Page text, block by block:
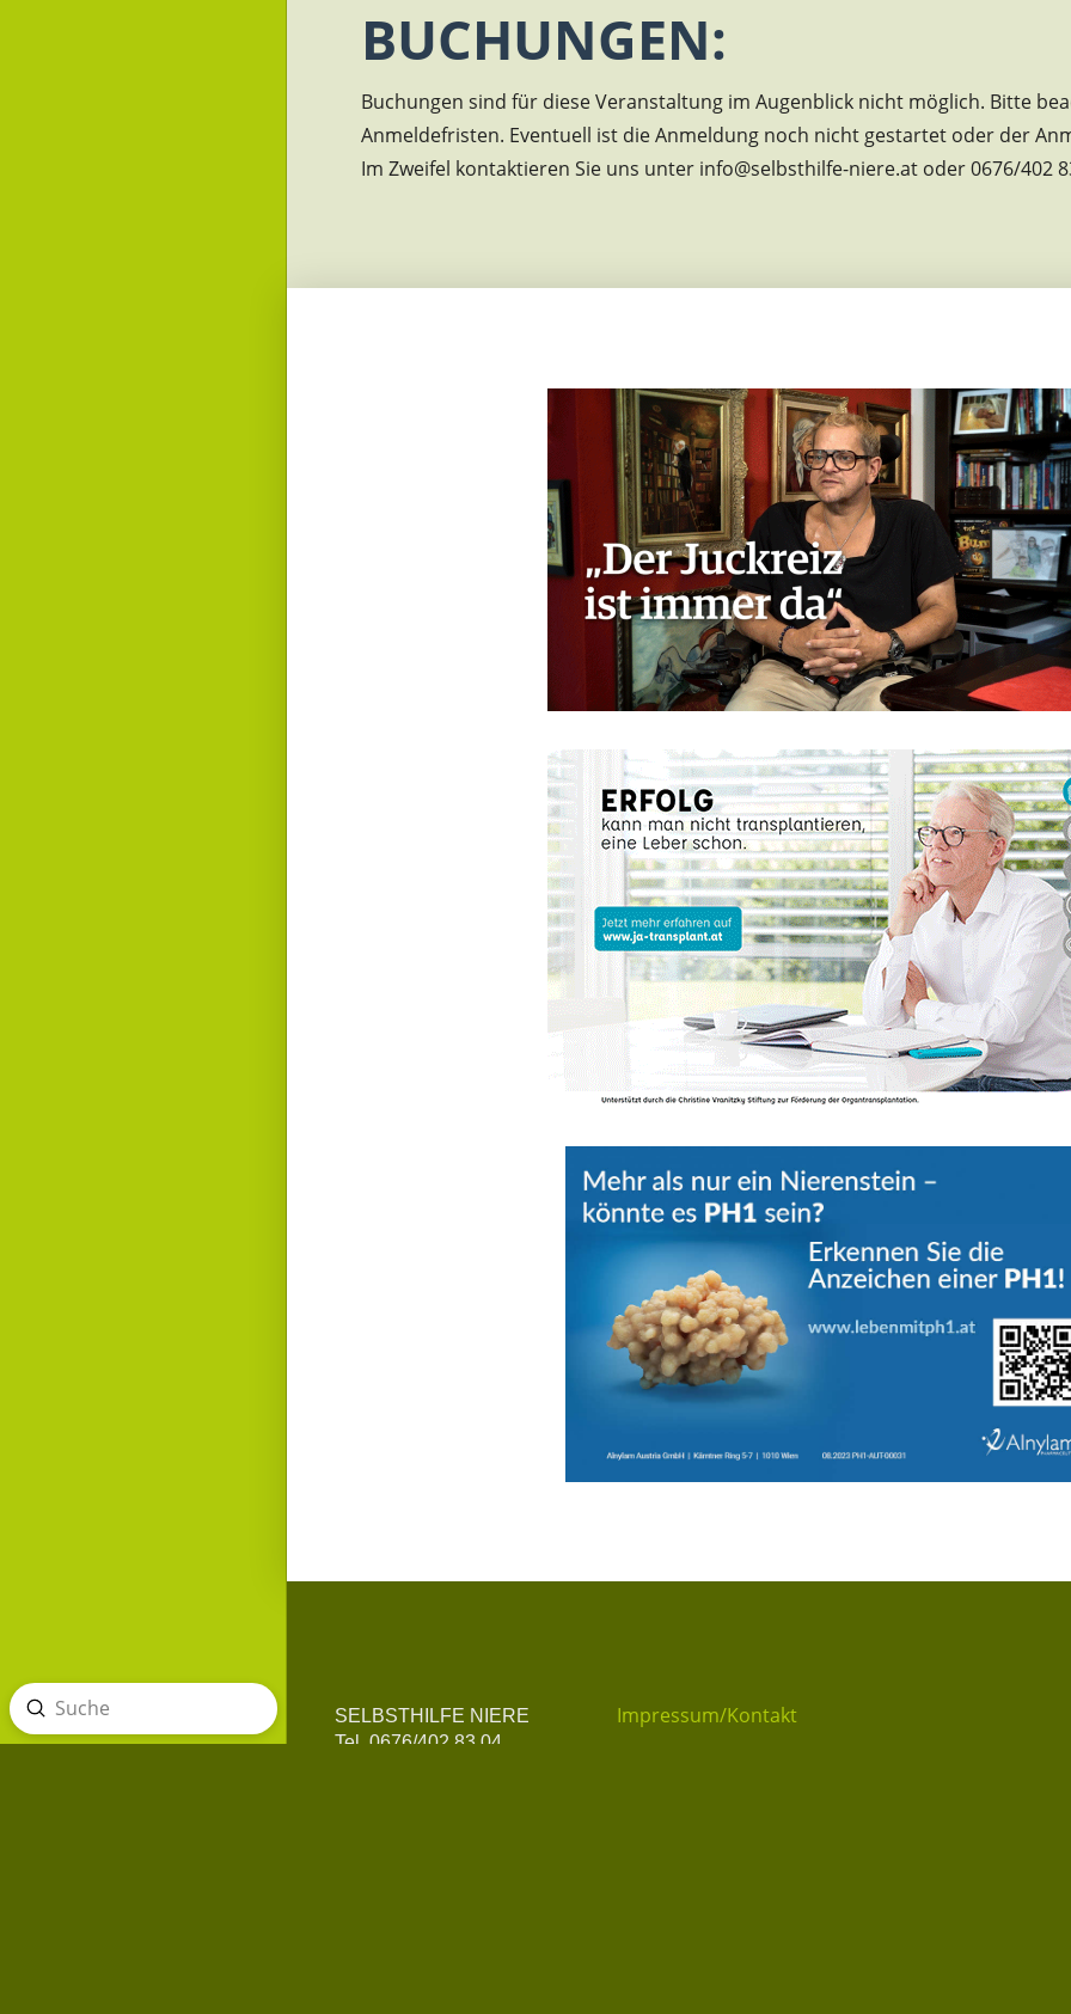
Suche
Absenden
BUCHUNGEN:
Buchungen sind für diese Veranstaltung im Augenblick nicht möglich. Bitte
Anmeldefristen. Eventuell ist die Anmeldung noch nicht gestartet oder der
Im Zweifel kontaktieren Sie uns unter info@selbsthilfe-niere.at oder 0676/402
SELBSTHILFE NIERE
Tel. 0676/402 83 04
Impressum/Kontakt